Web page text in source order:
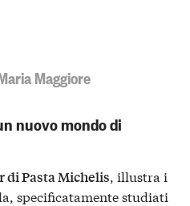
Maggiore
nuovo mondo di
di Pasta Michelis, illustra i
specificatamente studiati